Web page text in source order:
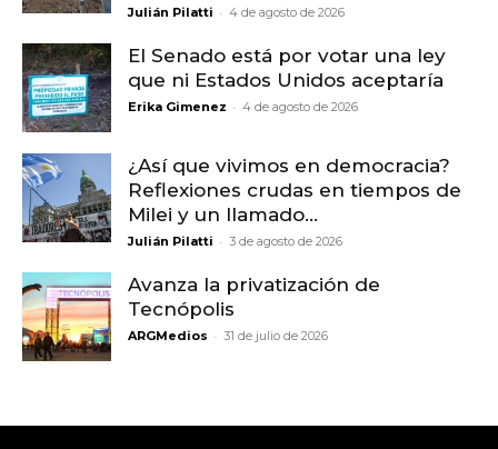
Julián Pilatti - 4 de agosto de 2026
El Senado está por votar una ley
que ni Estados Unidos aceptaría
Erika Gimenez - 4 de agosto de 2026
¿Así que vivimos en democracia?
Reflexiones crudas en tiempos de
Milei y un llamado...
Julián Pilatti - 3 de agosto de 2026
Avanza la privatización de
Tecnópolis
ARGMedios - 31 de julio de 2026